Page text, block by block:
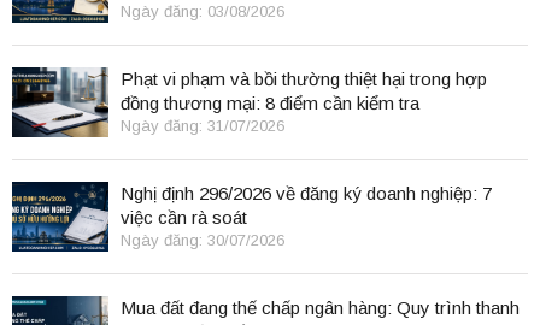
Ngày đăng: 03/08/2026
Phạt vi phạm và bồi thường thiệt hại trong hợp
đồng thương mại: 8 điểm cần kiểm tra
Ngày đăng: 31/07/2026
Nghị định 296/2026 về đăng ký doanh nghiệp: 7
việc cần rà soát
Ngày đăng: 30/07/2026
Mua đất đang thế chấp ngân hàng: Quy trình thanh